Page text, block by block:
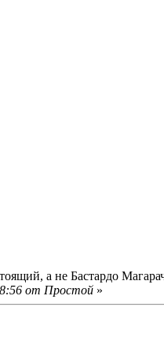
а не Бастардо
от Простой »